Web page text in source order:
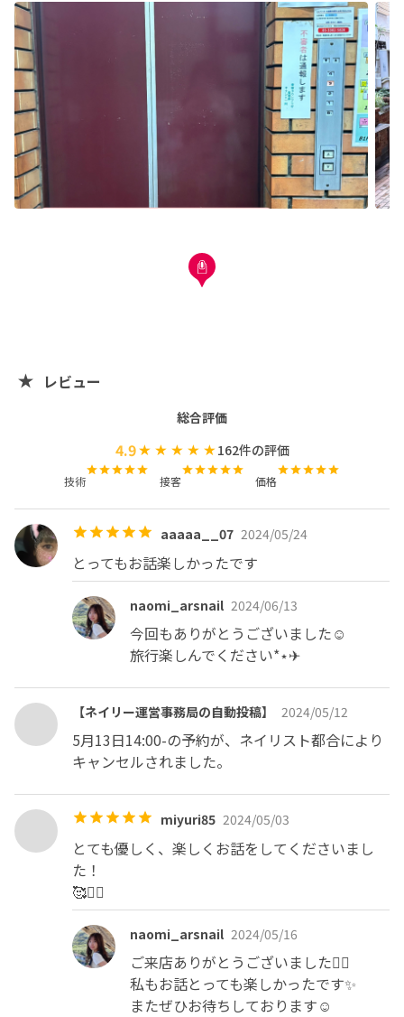
Googleマップで来るとエレベーターの行き方が分からず
迷う方非常に多い為必ず文章や写真でご案内してる所もご
覧になってからお越しください。階段わかりづらいので必
ずエレベーターお使いください。
オフ、キャンセルについて料金が変更になりました！！
必ずご一読お願いいたします🙇‍♀️
ご新規様ソフトジェルオフ無料◎
ソフトジェルオフ1500円、スカルプオフ2500円がかかる
⚠️こちらのページは練習モデルさん募集のメニューのみで
す。精一杯施術させていただきますが、高い技術をお求め
の方はご遠慮ください。
🚨お直し不可となっております🚨
・他スタッフによる技術チェックがあります。
・不慣れなため所要時間を大幅に過ぎてしまう場合があり
ます。お時間には余裕をもってお越しください。お急ぎの
方はご遠慮ください。
★キャンセルポリシー★
・お時間に遅れずにご来店ください。遅刻の場合は必ず店
舗にお電話ください。10分以上ご来店がない場合は施術
不可とさせていただきます。
・ご予約の変更、キャンセルは必ず前々日までにお願いい
たします。前日キャンセルは予約していた施術料金の
50％、当日キャンセルは予約していた施術料金の100％を
キャンセル料として頂きますのでご了承ください。
・当日中の大幅な時間変更は2000円、または15分以上の
遅れから15分ごとに1500円頂戴いたします。15分の時点
でお席についていない場合はビルに着いていたとしても遅
刻料発生いたします。ご了承くださいませ。
レビュー
総合評価
4.9 162件の評価
技術 接客 価格
aaaaa__07 2024/05/24
とってもお話楽しかったです
naomi_arsnail 2024/06/13
今回もありがとうございました☺️
旅行楽しんでください*⋆✈︎
【ネイリー運営事務局の自動投稿】 2024/05/12
5月13日14:00-の予約が、ネイリスト都合により
キャンセルされました。
miyuri85 2024/05/03
とても優しく、楽しくお話をしてくださいまし
た！
🥰❤️‍🔥
naomi_arsnail 2024/05/16
ご来店ありがとうございました🙇‍♀️
私もお話とっても楽しかったです✨️
またぜひお待ちしております☺️